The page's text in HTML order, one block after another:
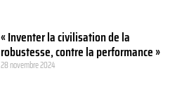
« Inventer la civilisation de la
robustesse, contre la performance »
28 novembre 2024